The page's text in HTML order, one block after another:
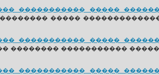
����������� �����
�����
����������� �����
�������� ����������� �����
����������� �����